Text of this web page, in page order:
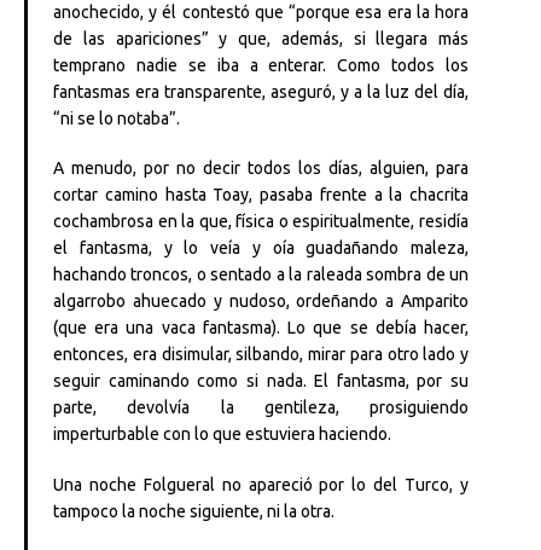
anochecido, y él contestó que “porque esa era la hora
de las apariciones” y que, además, si llegara más
temprano nadie se iba a enterar. Como todos los
fantasmas era transparente, aseguró, y a la luz del día,
“ni se lo notaba”.
A menudo, por no decir todos los días, alguien, para
cortar camino hasta Toay, pasaba frente a la chacrita
cochambrosa en la que, física o espiritualmente, residía
el fantasma, y lo veía y oía guadañando maleza,
hachando troncos, o sentado a la raleada sombra de un
algarrobo ahuecado y nudoso, ordeñando a Amparito
(que era una vaca fantasma). Lo que se debía hacer,
entonces, era disimular, silbando, mirar para otro lado y
seguir caminando como si nada. El fantasma, por su
parte, devolvía la gentileza, prosiguiendo
imperturbable con lo que estuviera haciendo.
Una noche Folgueral no apareció por lo del Turco, y
tampoco la noche siguiente, ni la otra.